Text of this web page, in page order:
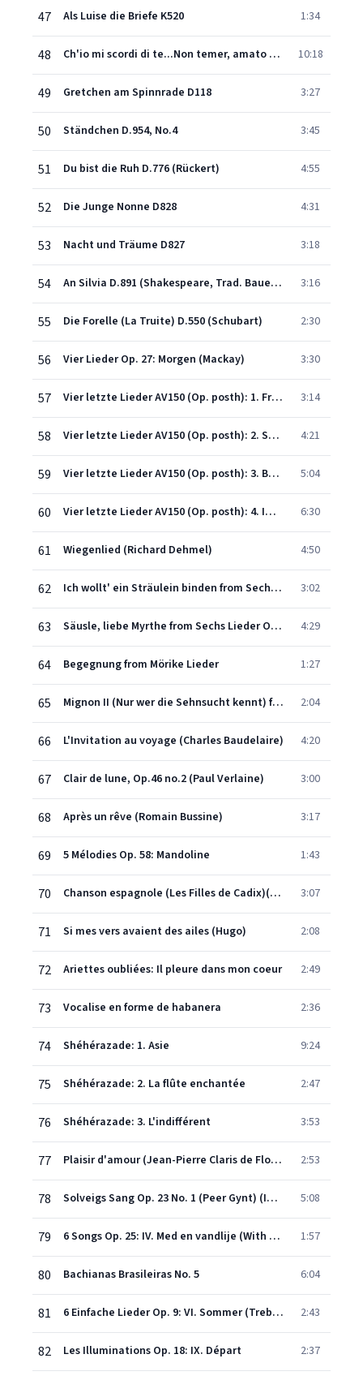
47 Als Luise die Briefe K520 1:34
48 Ch'io mi scordi di te...Non temer, amato bene K505 10:18
49 Gretchen am Spinnrade D118 3:27
50 Ständchen D.954, No.4 3:45
51 Du bist die Ruh D.776 (Rückert) 4:55
52 Die Junge Nonne D828 4:31
53 Nacht und Träume D827 3:18
54 An Silvia D.891 (Shakespeare, Trad. Bauernfeld) 3:16
55 Die Forelle (La Truite) D.550 (Schubart) 2:30
56 Vier Lieder Op. 27: Morgen (Mackay) 3:30
57 Vier letzte Lieder AV150 (Op. posth): 1. Frühling (Hesse) 3:14
58 Vier letzte Lieder AV150 (Op. posth): 2. September (Hesse) 4:21
59 Vier letzte Lieder AV150 (Op. posth): 3. Beim Schlafengehen (Hesse) 5:04
60 Vier letzte Lieder AV150 (Op. posth): 4. Im Abendrot (Eichendorff) 6:30
61 Wiegenlied (Richard Dehmel) 4:50
62 Ich wollt' ein Sträulein binden from Sechs Lieder Op. 68 3:02
63 Säusle, liebe Myrthe from Sechs Lieder Op. 68 4:29
64 Begegnung from Mörike Lieder 1:27
65 Mignon II (Nur wer die Sehnsucht kennt) from Goethe Lieder 2:04
66 L'Invitation au voyage (Charles Baudelaire) 4:20
67 Clair de lune, Op.46 no.2 (Paul Verlaine) 3:00
68 Après un rêve (Romain Bussine) 3:17
69 5 Mélodies Op. 58: Mandoline 1:43
70 Chanson espagnole (Les Filles de Cadix)(Alfred de Musset) 3:07
71 Si mes vers avaient des ailes (Hugo) 2:08
72 Ariettes oubliées: Il pleure dans mon coeur 2:49
73 Vocalise en forme de habanera 2:36
74 Shéhérazade: 1. Asie 9:24
75 Shéhérazade: 2. La flûte enchantée 2:47
76 Shéhérazade: 3. L'indifférent 3:53
77 Plaisir d'amour (Jean-Pierre Claris de Florian) 2:53
78 Solveigs Sang Op. 23 No. 1 (Peer Gynt) (Ibsen) 5:08
79 6 Songs Op. 25: IV. Med en vandlije (With a waterlily) 1:57
80 Bachianas Brasileiras No. 5 6:04
81 6 Einfache Lieder Op. 9: VI. Sommer (Trebitsch) 2:43
82 Les Illuminations Op. 18: IX. Départ 2:37